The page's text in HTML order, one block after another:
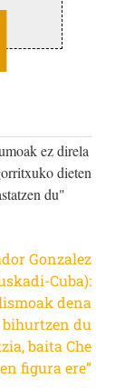
ez direla
dieten
du"
Gonzalez
Cuba):
dena
bihurtzen du
baita Che
figura ere”